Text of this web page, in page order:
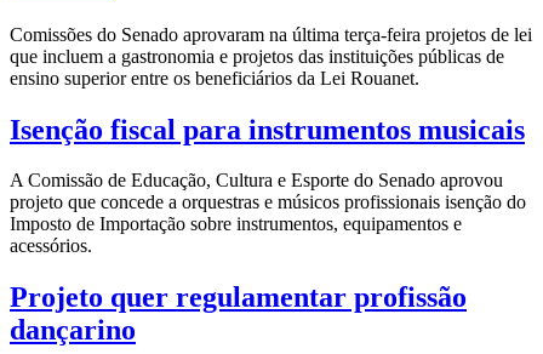
Comissões do Senado aprovaram na última terça-feira projetos de lei
que incluem a gastronomia e projetos das instituições públicas de
ensino superior entre os beneficiários da Lei Rouanet.
Isenção fiscal para instrumentos musicais
A Comissão de Educação, Cultura e Esporte do Senado aprovou
projeto que concede a orquestras e músicos profissionais isenção do
Imposto de Importação sobre instrumentos, equipamentos e
acessórios.
Projeto quer regulamentar profissão
dançarino